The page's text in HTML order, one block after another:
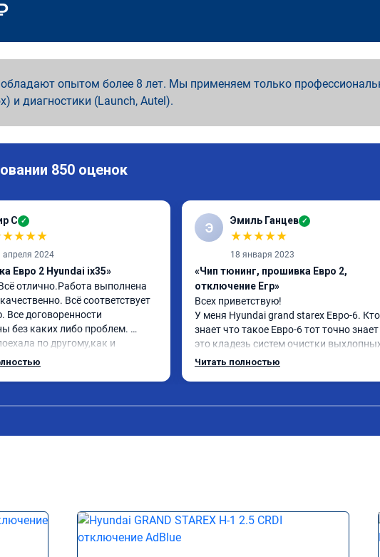
опытом более 8 лет. Мы применяем только
и диагностики (Launch, Autel).
850 оценок
С ✓
★★★★
апреля 2024
Евро 2 Hyundai ix35»
отлично.Работа выполнена
Всё соответствует
Все договоренности
без каких либо проблем.
по другому,как и
понравилось. Рекомендую
Э Эмиль Ганцев ✓
★★★★★
18 января 2023
«Чип тюнинг, прошивка Евро 2,
отключение Егр»
Всех приветствую!
У меня Hyundai grand starex Евро-6. Кто
знает что такое Евро-6 тот точно
это кладезь систем очистки
газов, там и ЕГР и мочевина, сажевый
В общем рекомендую. Всем добра и
Читать полностью